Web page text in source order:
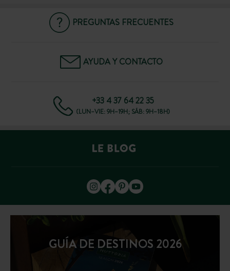
PREGUNTAS FRECUENTES
AYUDA Y CONTACTO
+33 4 37 64 22 35
(LUN–VIE: 9H–19H; SÁB: 9H–18H)
GUÍA DE DESTINOS 2026